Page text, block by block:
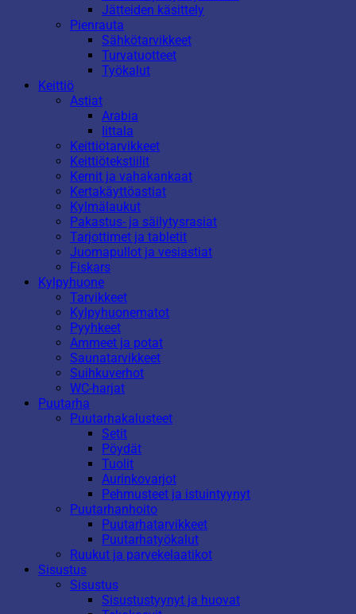
Jätteiden käsittely
Pienrauta
Sähkötarvikkeet
Turvatuotteet
Työkalut
Keittiö
Astiat
Arabia
Iittala
Keittiötarvikkeet
Keittiötekstiilit
Kernit ja vahakankaat
Kertakäyttöastiat
Kylmälaukut
Pakastus- ja säilytysrasiat
Tarjottimet ja tabletit
Juomapullot ja vesiastiat
Fiskars
Kylpyhuone
Tarvikkeet
Kylpyhuonematot
Pyyhkeet
Ammeet ja potat
Saunatarvikkeet
Suihkuverhot
WC-harjat
Puutarha
Puutarhakalusteet
Setit
Pöydät
Tuolit
Aurinkovarjot
Pehmusteet ja istuintyynyt
Puutarhanhoito
Puutarhatarvikkeet
Puutarhatyökalut
Ruukut ja parvekelaatikot
Sisustus
Sisustus
Sisustustyynyt ja huovat